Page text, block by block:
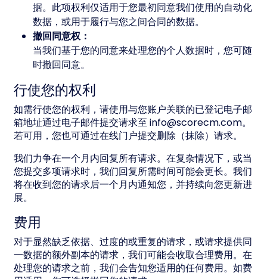
据。此项权利仅适用于您最初同意我们使用的自动化
数据，或用于履行与您之间合同的数据。
撤回同意权：
当我们基于您的同意来处理您的个人数据时，您可随
时撤回同意。
行使您的权利
如需行使您的权利，请使用与您账户关联的已登记电子邮
箱地址通过电子邮件提交请求至 info@scorecm.com。
若可用，您也可通过在线门户提交删除（抹除）请求。
我们力争在一个月内回复所有请求。在复杂情况下，或当
您提交多项请求时，我们回复所需时间可能会更长。我们
将在收到您的请求后一个月内通知您，并持续向您更新进
展。
费用
对于显然缺乏依据、过度的或重复的请求，或请求提供同
一数据的额外副本的请求，我们可能会收取合理费用。在
处理您的请求之前，我们会告知您适用的任何费用。如费